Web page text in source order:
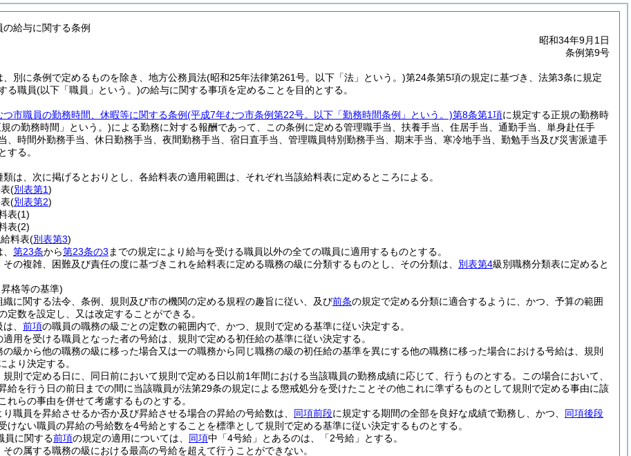
の給与に関する条例
昭和34年9月1日
条例第9号
、別に条例で定めるものを除き、地方公務員法(昭和25年法律第261号。以下「法」という。)第24条第5項の規定に基づき、法第3条に規定
る職員(以下「職員」という。)の給与に関する事項を定めることを目的とする。
つ市職員の勤務時間、休暇等に関する条例(平成7年むつ市条例第22号。以下「勤務時間条例」という。)第8条第1項に規定する正規の勤務時
の勤務時間」という。)による勤務に対する報酬であって、この条例に定める管理職手当、扶養手当、住居手当、通勤手当、単身赴任手
、時間外勤務手当、休日勤務手当、夜間勤務手当、宿日直手当、管理職員特別勤務手当、期末手当、寒冷地手当、勤勉手当及び災害派遣手
する。
類は、次に掲げるとおりとし、各給料表の適用範囲は、それぞれ当該給料表に定めるところによる。
(別表第1)
(別表第2)
表(1)
表(2)
料表(別表第3)
第23条から第23条の3 までの規定により給与を受ける職員以外の全ての職員に適用するものとする。
の複雑、困難及び責任の度に基づきこれを給料表に定める職務の級に分類するものとし、その分類は、 別表第4級別職務分類表に定めると
格等の基準)
織に関する法令、条例、規則及び市の機関の定める規程の趣旨に従い、及び前条の規定で定める分類に適合するように、かつ、予算の範囲
定数を設定し、又は改定することができる。
、 前項の職員の職務の級ごとの定数の範囲内で、かつ、規則で定める基準に従い決定する。
用を受ける職員となった者の号給は、規則で定める初任給の基準に従い決定する。
級から他の職務の級に移った場合又は一の職務から同じ職務の級の初任給の基準を異にする他の職務に移った場合における号給は、規則
より決定する。
則で定める日に、同日前において規則で定める日以前1年間における当該職員の勤務成績に応じて、行うものとする。
この場合において、
給を行う日の前日までの間に当該職員が法第29条の規定による懲戒処分を受けたことその他これに準ずるものとして規則で定める事由に該
れらの事由を併せて考慮するものとする。
職員を昇給させるか否か及び昇給させる場合の昇給の号給数は、 同項前段に規定する期間の全部を良好な成績で勤務し、かつ、 同項後段
けない職員の昇給の号給数を4号給とすることを標準として規則で定める基準に従い決定するものとする。
員に関する前項の規定の適用については、 同項中「4号給」とあるのは、「2号給」とする。
の属する職務の級における最高の号給を超えて行うことができない。